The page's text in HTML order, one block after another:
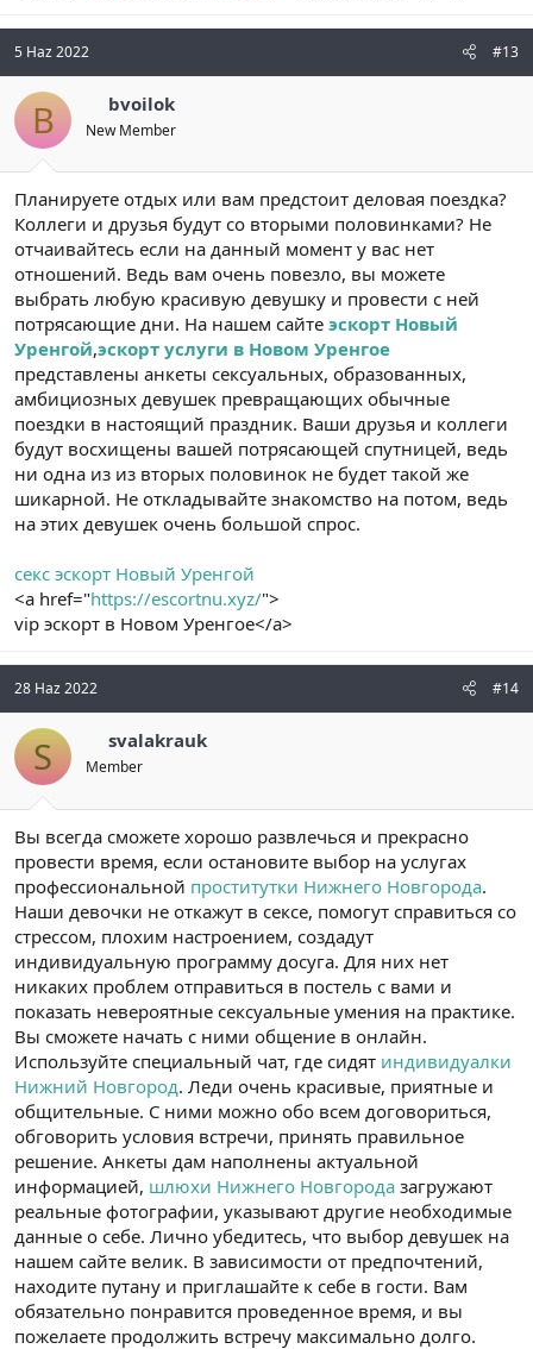
5 Haz 2022 #13
B bvoilok
New Member
Планируете отдых или вам предстоит деловая поездка?
Коллеги и друзья будут со вторыми половинками? Не
отчаивайтесь если на данный момент у вас нет
отношений. Ведь вам очень повезло, вы можете
выбрать любую красивую девушку и провести с ней
потрясающие дни. На нашем сайте эскорт Новый
Уренгой,эскорт услуги в Новом Уренгое
представлены анкеты сексуальных, образованных,
амбициозных девушек превращающих обычные
поездки в настоящий праздник. Ваши друзья и коллеги
будут восхищены вашей потрясающей спутницей, ведь
ни одна из из вторых половинок не будет такой же
шикарной. Не откладывайте знакомство на потом, ведь
на этих девушек очень большой спрос.
секс эскорт Новый Уренгой
<a href="https://escortnu.xyz/">
vip эскорт в Новом Уренгое</a>
28 Haz 2022 #14
S svalakrauk
Member
Вы всегда сможете хорошо развлечься и прекрасно
провести время, если остановите выбор на услугах
профессиональной проститутки Нижнего Новгорода.
Наши девочки не откажут в сексе, помогут справиться со
стрессом, плохим настроением, создадут
индивидуальную программу досуга. Для них нет
никаких проблем отправиться в постель с вами и
показать невероятные сексуальные умения на практике.
Вы сможете начать с ними общение в онлайн.
Используйте специальный чат, где сидят индивидуалки
Нижний Новгород. Леди очень красивые, приятные и
общительные. С ними можно обо всем договориться,
обговорить условия встречи, принять правильное
решение. Анкеты дам наполнены актуальной
информацией, шлюхи Нижнего Новгорода загружают
реальные фотографии, указывают другие необходимые
данные о себе. Лично убедитесь, что выбор девушек на
нашем сайте велик. В зависимости от предпочтений,
находите путану и приглашайте к себе в гости. Вам
обязательно понравится проведенное время, и вы
пожелаете продолжить встречу максимально долго.